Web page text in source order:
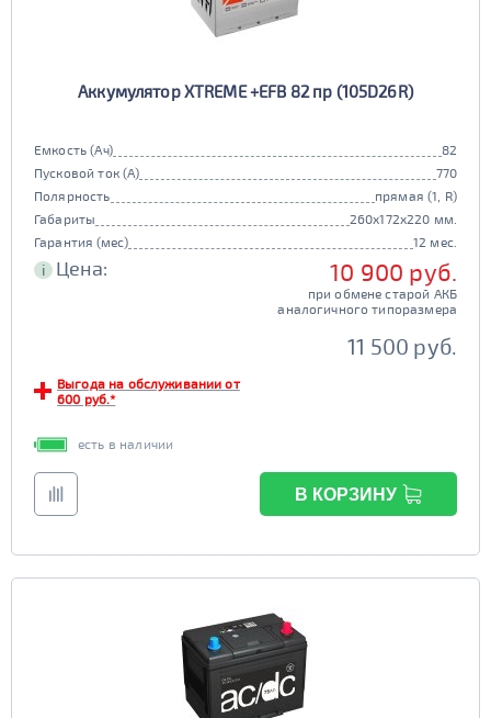
Аккумулятор XTREME +EFB 82 пр (105D26R)
Емкость (Ач)
82
Пусковой ток (А)
770
Полярность
прямая (1, R)
Габариты
260x172x220 мм.
Гарантия (мес)
12 мес.
i Цена: 10 900 руб.
при обмене старой АКБ
аналогичного типоразмера
11 500 руб.
Выгода на обслуживании от
600 руб.*
есть в наличии
В КОРЗИНУ